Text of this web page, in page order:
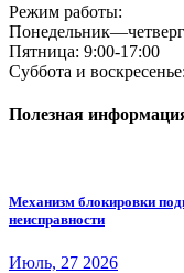
Режим работы:
Пятница: 9:00-17:00
Суббота и
Полезная
Механизм блокировки
неисправности
Июль, 27 2026